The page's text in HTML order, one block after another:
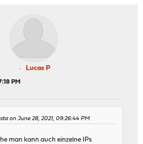
Lucas P
PM
on June 28, 2021, 09:26:44 PM
man kann auch einzelne IPs